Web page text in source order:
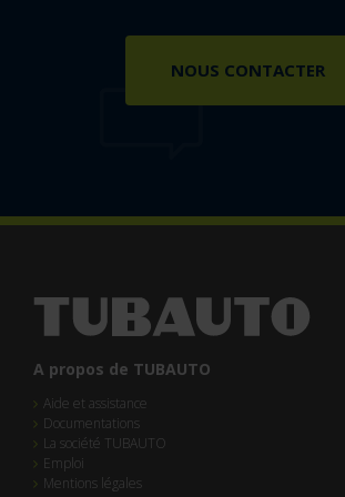
NOUS CONTACTER
A propos de TUBAUTO
Aide et assistance
Documentations
La société TUBAUTO
Emploi
Mentions légales